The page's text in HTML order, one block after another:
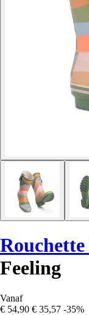
Rouchette
Feeling
Vanaf
€ 54,90 € 35,57 -35%